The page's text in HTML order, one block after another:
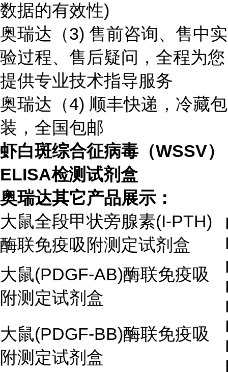
数据的有效性)
奥瑞达（3) 售前咨询、售中实
验过程、售后疑问，全程为您
提供专业技术指导服务
奥瑞达（4) 顺丰快递，冷藏包
装，全国包邮
虾白斑综合征病毒（WSSV）
ELISA检测试剂盒
奥瑞达其它产品展示：
大鼠全段甲状旁腺素(I-PTH)
酶联免疫吸附测定试剂盒
大鼠(PDGF-AB)酶联免疫吸
附测定试剂盒
大鼠(PDGF-BB)酶联免疫吸
附测定试剂盒